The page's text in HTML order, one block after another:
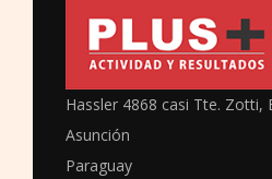
Hassler 4868 casi Tte. Zotti,
Asunción
Paraguay